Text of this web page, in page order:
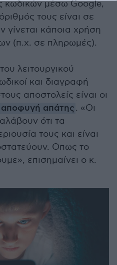
κωδικών μέσω Google,
τους είναι σε
γίνεται κάποια χρήση
(π.χ. σε πληρωμές).
λειτουργικού
και διαγραφή
αποστολείς είναι οι
αποφυγή απάτης. «Οι
ότι τα
τους και είναι
Οπως το
επισημαίνει ο κ.